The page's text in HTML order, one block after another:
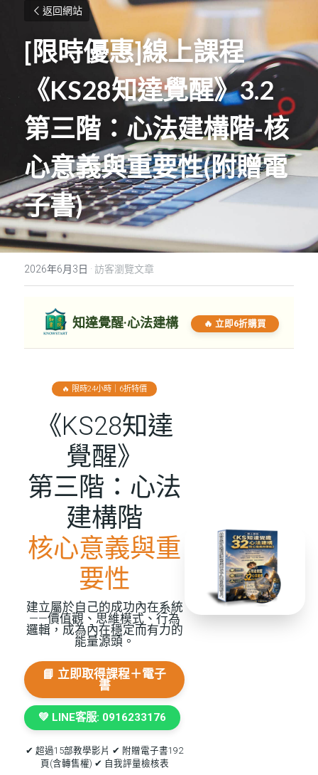
返回網站
[限時優惠]線上課程
《KS28知達覺醒》3.2
第三階：心法建構階-核
心意義與重要性(附贈電
子書)
2026年6月3日 · 訪客瀏覽文章
知達覺醒·心法建構 🔥 立即6折購買
🔥 限時24小時｜6折特價
《KS28知達
覺醒》
第三階：心法
建構階
核心意義與重
要性
建立屬於自己的成功內在系統
——價值觀、思維模式、行為
邏輯，成為內在穩定而有力的
能量源頭。
📘 立即取得課程＋電子
書
💚 LINE客服: 0916233176
✔ 超過15部教學影片 ✔ 附贈電子書192
頁(含轉售權) ✔ 自我評量檢核表